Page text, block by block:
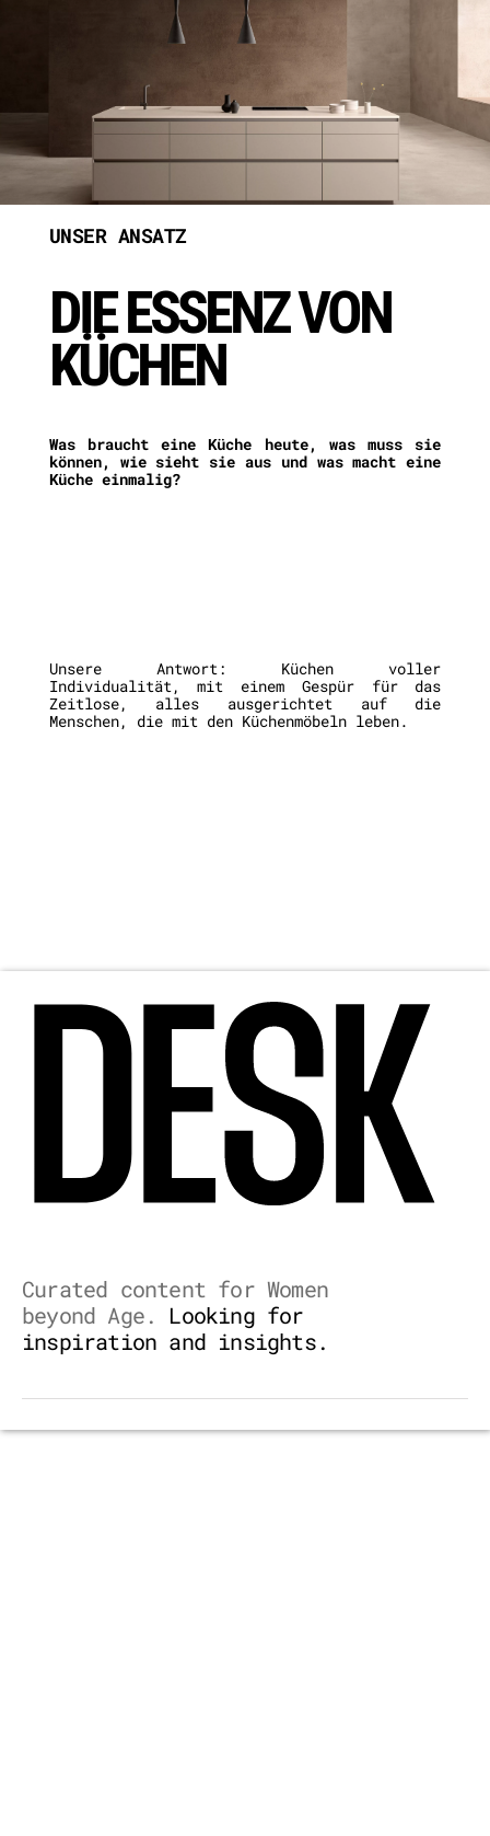
UNSER ANSATZ
DIE ESSENZ VON
KÜCHEN
Was braucht eine Küche heute, was muss sie
können, wie sieht sie aus und was macht eine
Küche einmalig?
Unsere Antwort: Küchen voller
Individualität, mit einem Gespür für das
Zeitlose, alles ausgerichtet auf die
Menschen, die mit den Küchenmöbeln leben.
Curated content for Women
beyond Age.
Looking for
inspiration and insights.